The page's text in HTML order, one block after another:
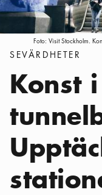
Foto: Visit Stockholm.
Kategorier:
SEVÄRDHETER
Konst i